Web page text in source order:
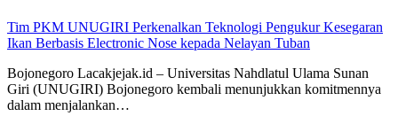
Tim PKM UNUGIRI Perkenalkan Teknologi Pengukur Kesegaran
Ikan Berbasis Electronic Nose kepada Nelayan Tuban
Bojonegoro Lacakjejak.id – Universitas Nahdlatul Ulama Sunan
Giri (UNUGIRI) Bojonegoro kembali menunjukkan komitmennya
dalam menjalankan…